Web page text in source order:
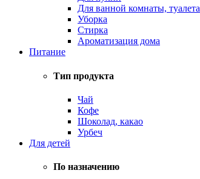
Для ванной комнаты, туалета
Уборка
Стирка
Ароматизация дома
Питание
Тип продукта
Чай
Кофе
Шоколад, какао
Урбеч
Для детей
По назначению